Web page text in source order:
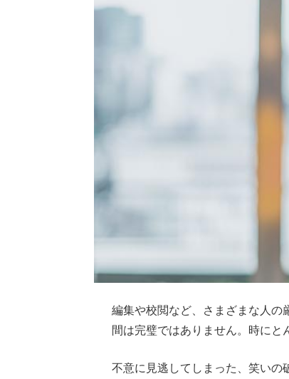
編集や校閲など、さまざまな人の
間は完璧ではありません。時に
不意に見逃してしまった、笑いの